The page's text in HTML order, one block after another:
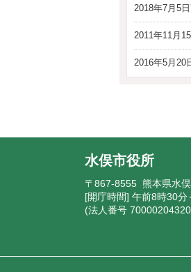
2018年7月5
2011年11月
2016年5月20
水俣市役所
〒867-8555 熊本県水
[開庁時間] 午前8時30分
(法人番号